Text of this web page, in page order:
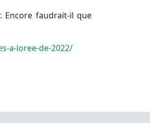
Encore faudrait-il que
a-loree-de-2022/